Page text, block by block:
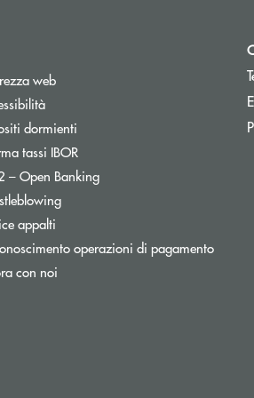
web
dormienti
tassi IBOR
– Open BankingApre una nuova finestra
appalti
operazioni di pagamento
con noi